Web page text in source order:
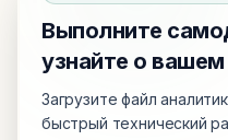
Выполните
узнайте о
Загрузите файл
быстрый технический